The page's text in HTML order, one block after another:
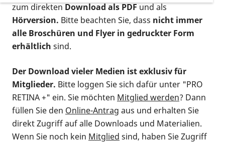
zum direktenDownload als PDFund als
Hörversion. Bitte beachten Sie, dass nicht immer
alle Broschüren und Flyer in gedruckter Form
erhältlich sind.
Der Download vieler Medien ist exklusiv für
Mitglieder. Bitte loggen Sie sich dafür unter "PRO
RETINA +" ein. Sie möchten Mitglied werden? Dann
füllen Sie den Online-Antrag aus und erhalten Sie
direkt Zugriff auf alle Downloads und Materialien.
Wenn Sie noch kein Mitglied sind, haben Sie Zugriff